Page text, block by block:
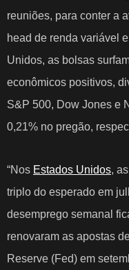
reuniões, para conter a
head de renda variável
Unidos, as bolsas
econômicos positivos,
S&P 500, Dow Jones e
0,21% no pregão,
“Nos Estados Unidos,
triplo do esperado em
desemprego semanal
renovaram as apostas
Reserve (Fed) em